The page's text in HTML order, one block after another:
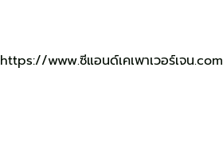
https://www.ซีแอนด์เคเพาเวอร์เจน.com